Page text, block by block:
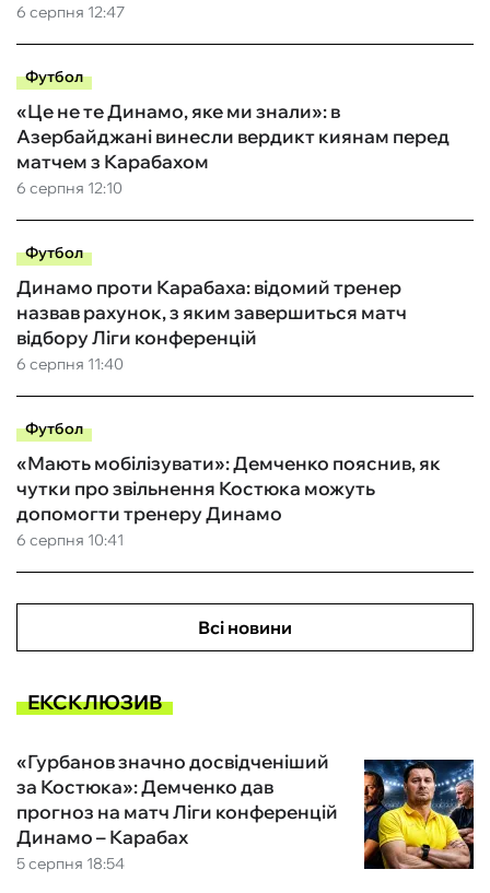
6 серпня 12:47
Футбол
6 серпня 12:10
«Це не те Динамо, яке ми знали»: в
Азербайджані винесли вердикт киянам перед
матчем з Карабахом
Футбол
6 серпня 11:40
Динамо проти Карабаха: відомий тренер
назвав рахунок, з яким завершиться матч
відбору Ліги конференцій
Футбол
6 серпня 10:41
«Мають мобілізувати»: Демченко пояснив, як
чутки про звільнення Костюка можуть
допомогти тренеру Динамо
Всі новини
ЕКСКЛЮЗИВ
5 серпня 18:54
«Гурбанов значно досвідченіший
за Костюка»: Демченко дав
прогноз на матч Ліги конференцій
Динамо – Карабах